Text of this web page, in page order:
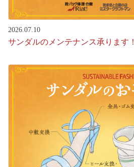
2026.07.10
サンダルのメンテナンス承ります！